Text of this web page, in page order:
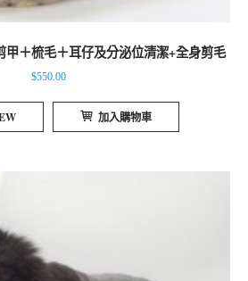
甲＋梳毛＋耳仔及分泌位清潔+全身剪毛
$550.00
加入購物車